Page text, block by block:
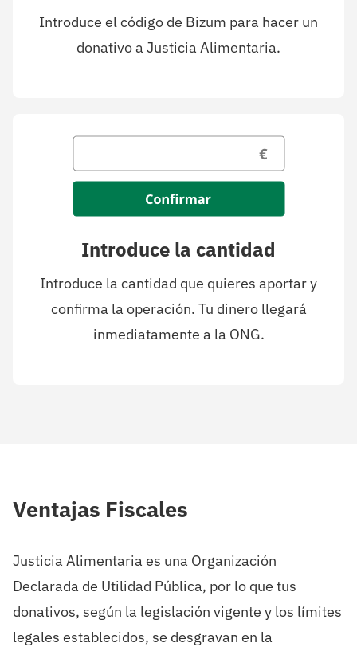
Introduce el código de Bizum para hacer un
donativo a Justicia Alimentaria.
Introduce la cantidad
Introduce la cantidad que quieres aportar y
confirma la operación. Tu dinero llegará
inmediatamente a la ONG.
Ventajas Fiscales
Justicia Alimentaria es una Organización
Declarada de Utilidad Pública, por lo que tus
donativos, según la legislación vigente y los límites
legales establecidos, se desgravan en la